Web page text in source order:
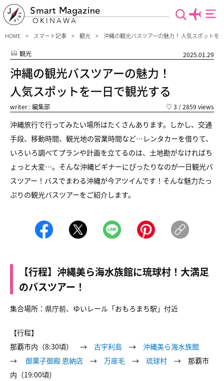
Smart Magazine
OKINAWA
HOME スマート記事 観光 沖縄の観光バスツアーの魅力！ 人気スポットを
観光 2025.01.29
沖縄の観光バスツアーの魅力！
人気スポットを一日で観光する
writer : 編集部 ♡ 3 / 2859 views
沖縄旅行で行ってみたい場所はたくさんあります。しかし、交通
手段、移動時間、観光地の営業時間など…レンタカーを借りて、
いろいろ調べてプランや計画を立てるのは、土地勘がなければち
ょっと大変…。そんな沖縄ビギナーにぴったりなのが一日観光バ
スツアー！バスでまわる沖縄が今アツイんです！そんな魅力たっ
ぷりの観光バスツアーをご紹介します。
【行程】沖縄美ら海水族館に琉球村！大満足
のバスツアー！
集合場所：県庁前、ゆいレール「おもろまち駅」付近
【行程】
那覇市内（8:30頃） → 古宇利島 → 沖縄美ら海水族館
→ 御菓子御殿 恩納店 → 万座毛 → 琉球村 → 那覇市
内（19:00頃）